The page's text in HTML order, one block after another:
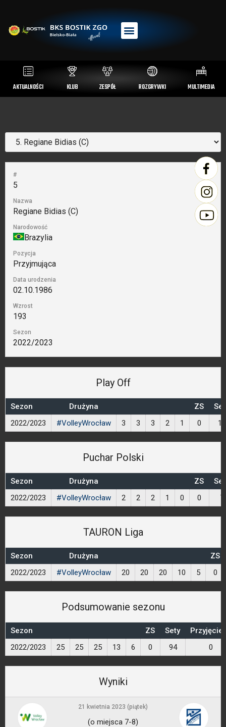
AKTUALNOŚCI KLUB ZESPÓŁ ROZGRYWKI MULTIMEDIA
#
5
Nazwa
Regiane Bidias (C)
Narodowość
Brazylia
Pozycja
Przyjmująca
Data urodzenia
02.10.1986
Wzrost
193
Sezon
2022/2023
Play Off
Sezon Drużyna ZS
2022/2023
#VolleyWrocław 3 3 3 2 1 0 12
Puchar Polski
Sezon Drużyna ZS
2022/2023
#VolleyWrocław 2 2 2 1 0 0 7
TAURON Liga
Sezon Drużyna
ZS
2022/2023
#VolleyWrocław 20 20 20 10 5 0
Podsumowanie sezonu
Sezon ZS Sety
Przyjęcie
2022/2023
25 25 25 13 6 0 94 0
Wyniki
21 kwietnia 2023 (piątek)
(o miejsca 7-8)